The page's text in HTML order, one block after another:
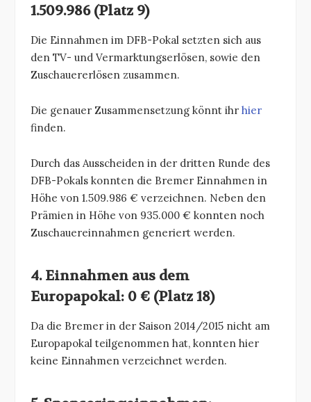
1.509.986 (Platz 9)
Die Einnahmen im DFB-Pokal setzten sich aus
den TV- und Vermarktungserlösen, sowie den
Zuschauererlösen zusammen.
Die genauer Zusammensetzung könnt ihr hier
finden.
Durch das Ausscheiden in der dritten Runde des
DFB-Pokals konnten die Bremer Einnahmen in
Höhe von 1.509.986 € verzeichnen. Neben den
Prämien in Höhe von 935.000 € konnten noch
Zuschauereinnahmen generiert werden.
4. Einnahmen aus dem
Europapokal: 0 € (Platz 18)
Da die Bremer in der Saison 2014/2015 nicht am
Europapokal teilgenommen hat, konnten hier
keine Einnahmen verzeichnet werden.